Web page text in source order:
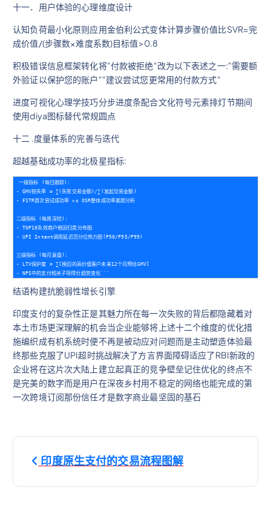
十一．用户体验的心理维度设计
认知负荷最小化原则应用金伯利公式变体计算步骤价值比SVR=完
成价值/(步骤数×难度系数)目标值>0.8
积极错误信息框架转化将"付款被拒绝"改为以下表述之一:"需要额
外验证以保护您的账户""建议尝试您更常用的付款方式"
进度可视化心理学技巧分步进度条配合文化符号元素排灯节期间
使用diya图标替代常规圆点
十二 .度量体系的完善与迭代
超越基础成功率的北极星指标:
一级指标 (每日跟踪):
- GMV损失率 = ∑(失败交易金额)/∑(发起交易金额)
- FSTR首次尝试成功率 vs OSR整体成功率差距分析
二级指标 (每周深挖):
- TOP10失效商户根因归类分布图
- UPI Intent调用延迟百分位热力图(P50/P95/P99)
三级指标 (每月复盘):
- LTV保护度 = ∑[挽回的高价值客户未来12个月预估GMV]
结语构建抗脆弱性增长引擎
印度支付的复杂性正是其魅力所在每一次失败的背后都隐藏着对
本土市场更深理解的机会当企业能够将上述十二个维度的优化措
施编织成有机系统时便不再是被动应对问题而是主动塑造体验最
终那些克服了UPI超时挑战解决了方言界面障碍适应了RBI新政的
企业将在这片次大陆上建立起真正的竞争壁垒记住优化的终点不
是完美的数字而是用户在深夜乡村用不稳定的网络也能完成的第
一次跨境订阅那份信任才是数字商业最坚固的基石
文 印度原生支付的交易流程图解